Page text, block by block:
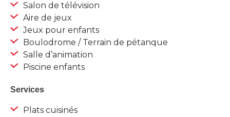
Salon de télévision
Aire de jeux
Jeux pour enfants
Boulodrome / Terrain de pétanque
Salle d’animation
Piscine enfants
Services
Plats cuisinés